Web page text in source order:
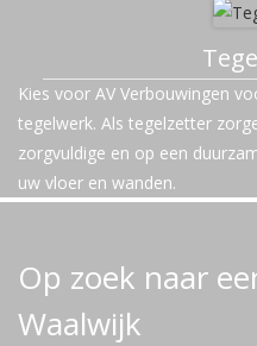
Kies voor AV Verbouwingen
tegelwerk. Als tegelzetter
zorgvuldige en op een
uw vloer en wanden.
Op zoek naar
Waalwijk